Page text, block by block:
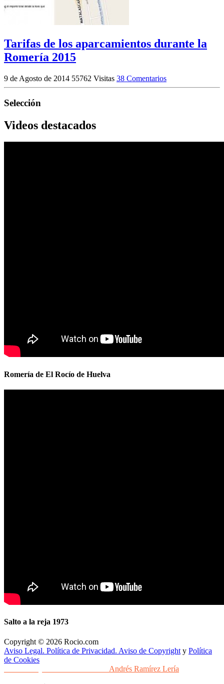
Tarifas de los aparcamientos durante la
Romería 2015
9 de Agosto de 2014 55762 Visitas 38 Comentarios
Selección
Videos destacados
Romería de El Rocío de Huelva
Salto a la reja 1973
Copyright © 2026 Rocio.com
Aviso Legal. Política de Privacidad. Aviso de Copyright y Política
de Cookies
Andrés Ramírez Lería